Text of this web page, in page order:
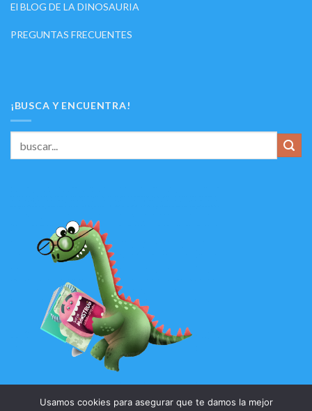
El BLOG DE LA DINOSAURIA
PREGUNTAS FRECUENTES
¡BUSCA Y ENCUENTRA!
Usamos cookies para asegurar que te damos la mejor